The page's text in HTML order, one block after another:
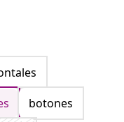
botones